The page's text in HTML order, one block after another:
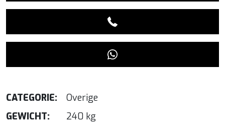
CATEGORIE:
Overige
GEWICHT:
240 kg